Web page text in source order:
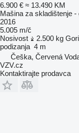
6.900 € ≈ 13.490 KM
Mašina za skladištenje
2016
5.005 m/č
Nosivost
2.500 kg
podizanja 4 m
Češka, Červená
VZV.cz
Kontaktirajte prodavca